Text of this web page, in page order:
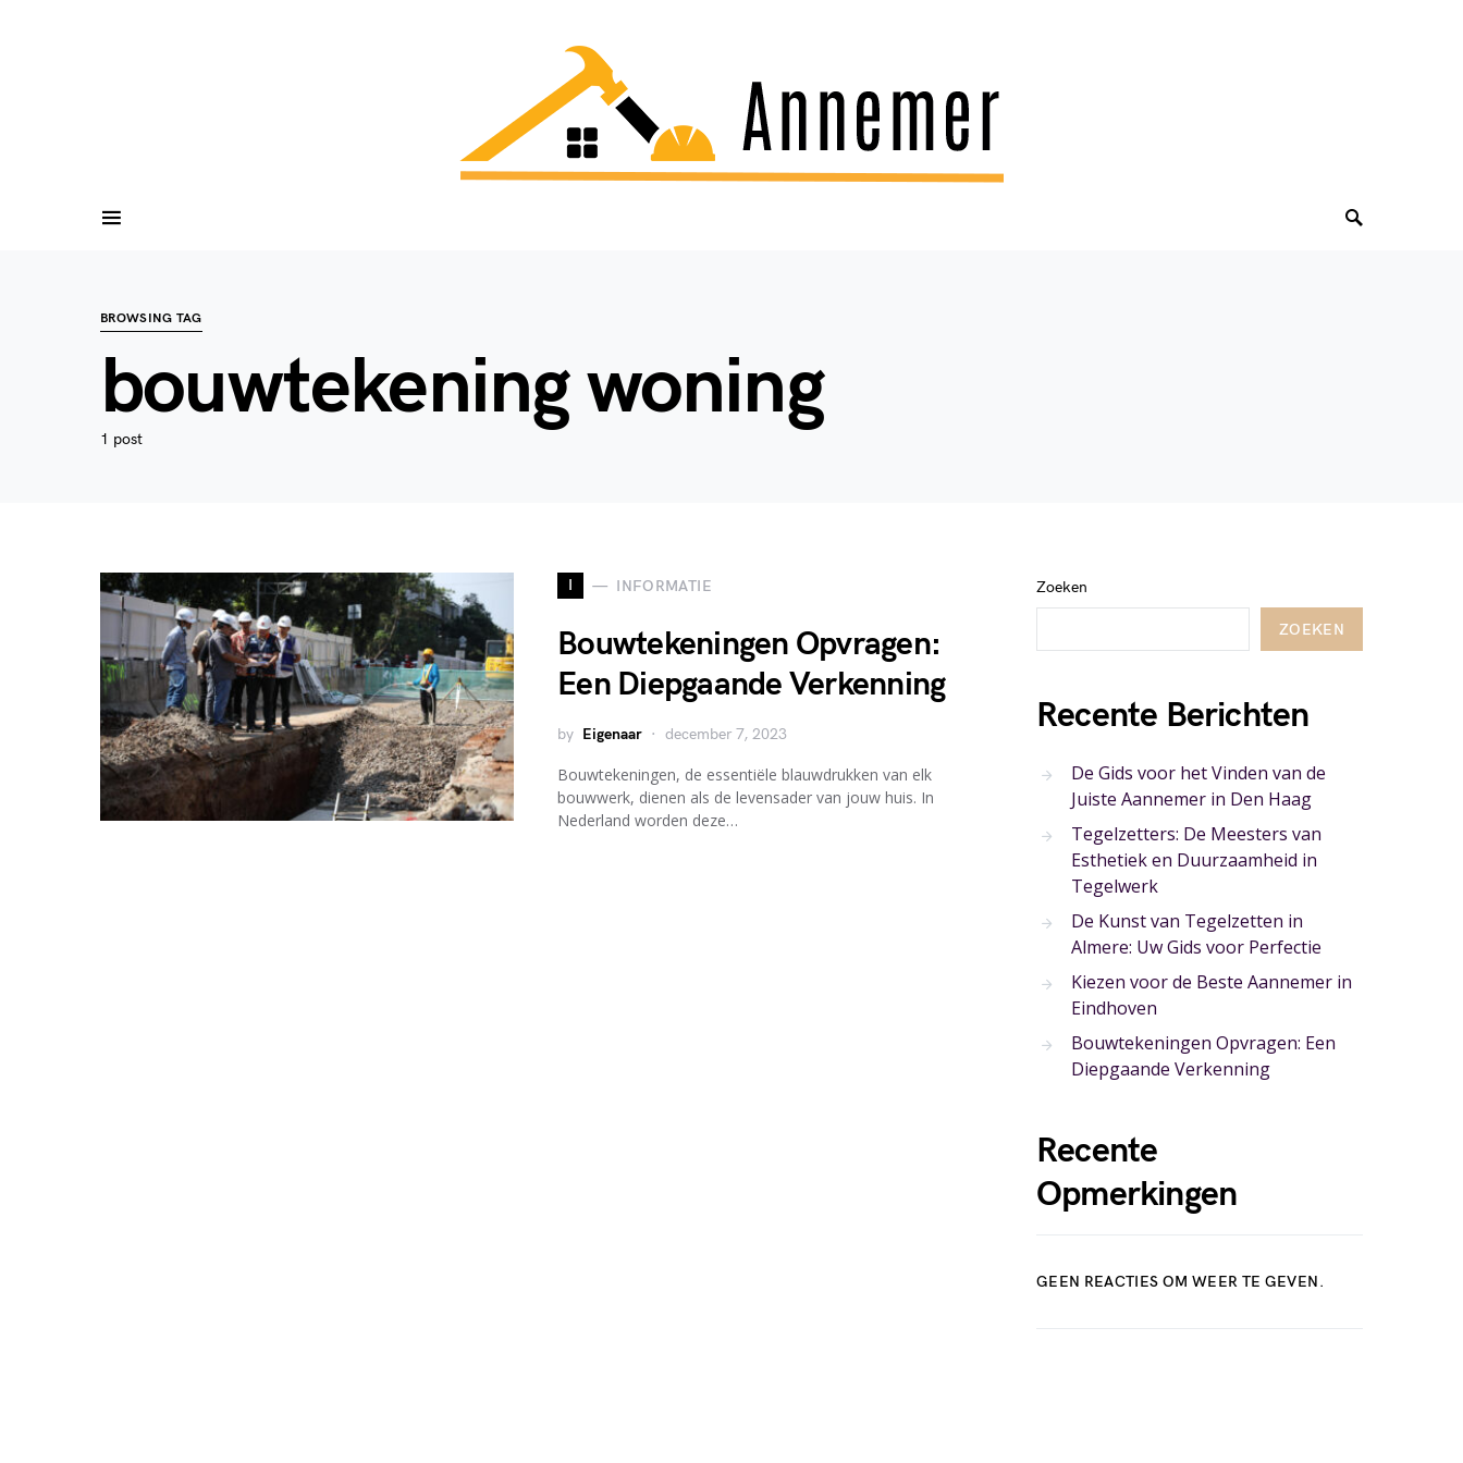
BROWSING TAG
bouwtekening woning
1 post
I INFORMATIE
Bouwtekeningen Opvragen:
Een Diepgaande Verkenning
by Eigenaar december 7, 2023
Bouwtekeningen, de essentiële blauwdrukken van elk
bouwwerk, dienen als de levensader van jouw huis. In
Nederland worden deze…
Zoeken
ZOEKEN
Recente Berichten
De Gids voor het Vinden van de
Juiste Aannemer in Den Haag
Tegelzetters: De Meesters van
Esthetiek en Duurzaamheid in
Tegelwerk
De Kunst van Tegelzetten in
Almere: Uw Gids voor Perfectie
Kiezen voor de Beste Aannemer in
Eindhoven
Bouwtekeningen Opvragen: Een
Diepgaande Verkenning
Recente
Opmerkingen
GEEN REACTIES OM WEER TE GEVEN.